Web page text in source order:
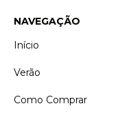
NAVEGAÇÃO
Início
Verão
Como Comprar